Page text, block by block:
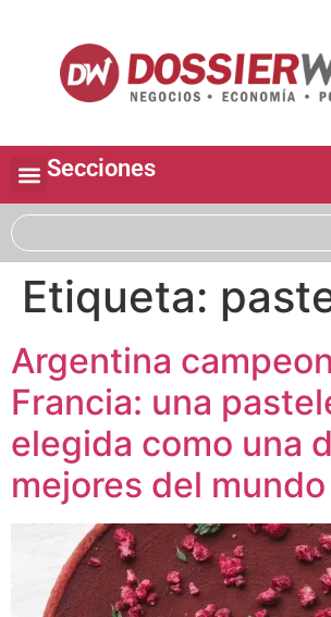
Secciones
Etiqueta:
Argentina
Francia: una
elegida como una
mejores del mundo